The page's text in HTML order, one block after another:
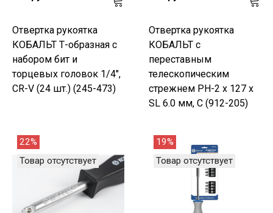
Отвертка рукоятка
КОБАЛЬТ Т-образная с
набором бит и
торцевых головок 1/4",
CR-V (24 шт.) (245-473)
Отвертка рукоятка
КОБАЛЬТ с
переставным
телескопическим
стрежнем PH-2 x 127 x
SL 6.0 мм, C (912-205)
22%
Товар отсутствует
19%
Товар отсутствует